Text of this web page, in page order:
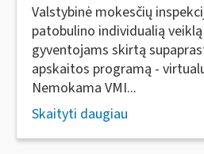
Valstybinė mokesčių
patobulino individualią
gyventojams skirtą
apskaitos programą -
Nemokama VMI...
Skaityti daugiau